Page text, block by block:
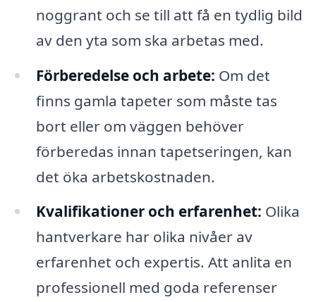
noggrant och se till att få en tydlig bild
av den yta som ska arbetas med.
Förberedelse och arbete: Om det
finns gamla tapeter som måste tas
bort eller om väggen behöver
förberedas innan tapetseringen, kan
det öka arbetskostnaden.
Kvalifikationer och erfarenhet: Olika
hantverkare har olika nivåer av
erfarenhet och expertis. Att anlita en
professionell med goda referenser